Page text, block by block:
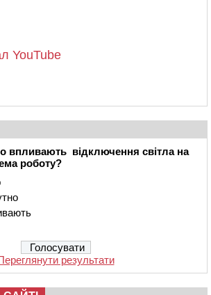
YouTube
впливають відключення світла на
роботу?
результати